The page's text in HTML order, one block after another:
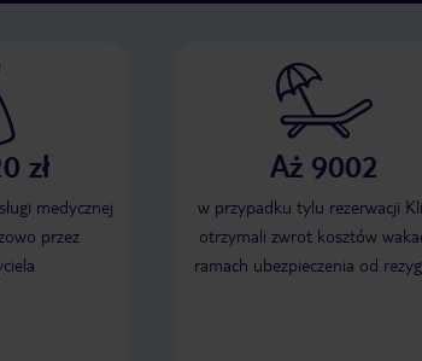
i pomocą we wszystkim
był wielką
☺️
animacji. Pobyt
zł
medycznej
przez
Aż 9002
w przypadku tylu rezerwacji
otrzymali zwrot kosztów
ramach ubezpieczenia od